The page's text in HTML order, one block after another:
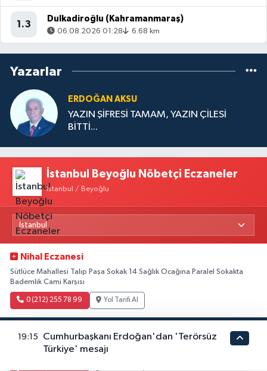
1.3
Dulkadiroğlu (Kahramanmaraş)
06.08.2026 01:28 6.68 km
Yazarlar
ERDOĞAN AKSU
YAZIN ŞİFRESİ TAMAM, YAZIN ÇİLESİ
BİTTİ...
İstanbul Beyoğlu Nöbetçi Eczaneler
İstanbul / Beyoğlu
Nihal Eczanesi
Sütlüce Mahallesi Talip Paşa Sokak 14 Sağlık Ocağına Paralel Sokakta
Bademlik Cami Karşısı
0 (212) 255 78 99 Yol Tarifi Al
Seher Eczanesi
Piyalepaşa Mahallesi Piyalepaşa Caddesi 104 A Okmeydanı Cem Evinin
350 Metre -400 Metre Aşağısında
19:15
Cumhurbaşkanı Erdoğan'dan 'Terörsüz
Türkiye' mesajı